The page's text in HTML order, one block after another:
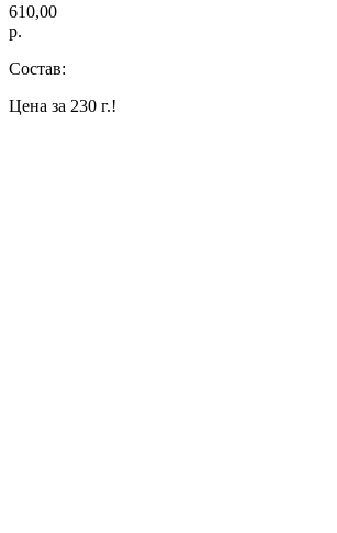
610,00
р.
Состав:
Цена за 230 г.!